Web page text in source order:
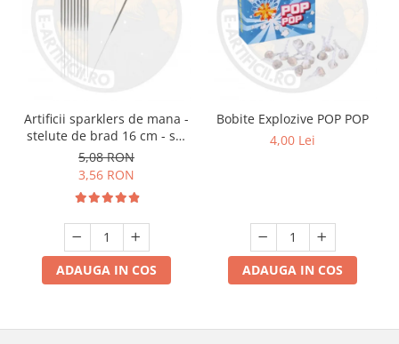
Artificii sparklers de mana -
stelute de brad 16 cm - set
10 buc
5,08 RON
3,56 RON
ADAUGA IN COS
Bobite Explozive POP POP
4,00 Lei
ADAUGA IN COS